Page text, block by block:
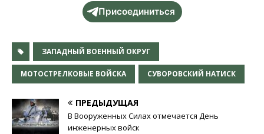
Присоединиться
ЗАПАДНЫЙ ВОЕННЫЙ ОКРУГ
МОТОСТРЕЛКОВЫЕ ВОЙСКА СУВОРОВСКИЙ НАТИСК
ПРЕДЫДУЩАЯ
В Вооруженных Силах отмечается День
инженерных войск